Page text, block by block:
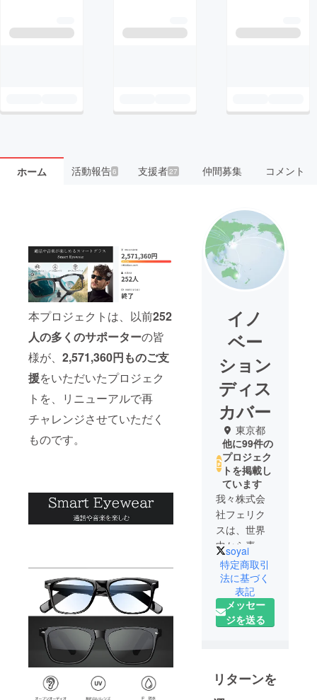
ホーム 活動報告6 支援者 27 仲間募集 コメント
本プロジェクトは、以前252
人の多くのサポーターの皆
様が、 2,571,360円ものご支
援をいただいたプロジェク
トを、リニューアルで再
チャレンジさせていただく
ものです。
イノ
ベー
ション
ディス
カバー
東京都
他に99件の
プロジェク
トを掲載し
ています
我々株式会
社フェリク
スは、世界
中から素晴
らしい製品
を探した
り、人々の
生活に役に
立つ製品の
我々が日本
soyai
特定商取引
法に基づく
表記
メッセー
ジを送る
リターンを